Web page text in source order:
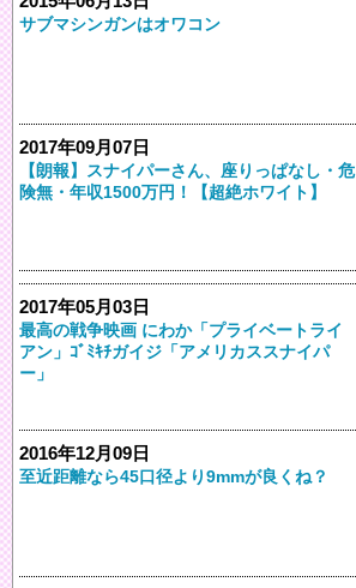
サブマシンガンはオワコン
2017年09月07日
【朗報】スナイパーさん、座りっぱなし・危
険無・年収1500万円！【超絶ホワイト】
2017年05月03日
最高の戦争映画 にわか「プライベートライ
アン」ｺﾞﾐｷﾁガイジ「アメリカススナイパ
ー」
2016年12月09日
至近距離なら45口径より9mmが良くね？